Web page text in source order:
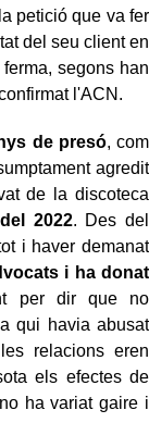
petició que va fer
del seu client en
segons han
l'ACN.
de presó, com
agredit
de la discoteca
2022. Des del
i haver demanat
i ha donat
per dir que no
qui havia abusat
relacions eren
els efectes de
ha variat gaire i